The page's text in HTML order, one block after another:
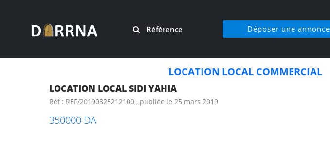
Référence Déposer une annonce
LOCATION LOCAL COMMERCIAL
LOCATION LOCAL SIDI YAHIA
Réf : REF/20190325212100 , publiée le 25 mars 2019
350000 DA